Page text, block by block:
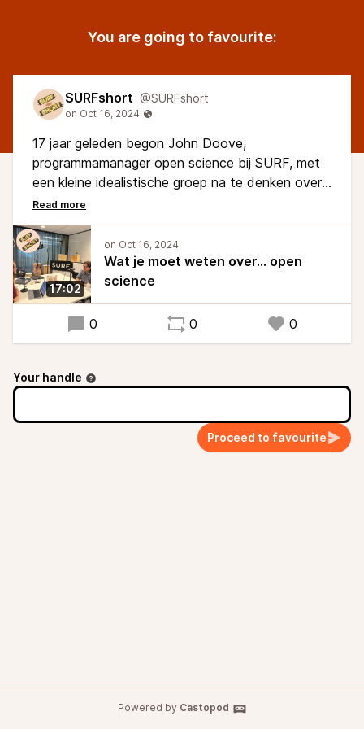
You are going to favourite:
SURFshort @SURFshort
17 jaar geleden begon John Doove,
programmamanager open science bij SURF, met
een kleine idealistische groep na te denken over
de mogelijkheden van open science. Waar staan
we nu en waarom zou open science de norm
moeten zijn? Luister nu de nieuwe aflevering van
SURFshort.
17:02
Wat je moet weten over... open
science
0 0 0
Your handle
Proceed to favourite
Powered by Castopod